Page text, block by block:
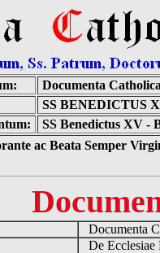
Documenta
SS BENEDICTUS
SS Benedictus XV -
ac Beata Semper
Documenta
De